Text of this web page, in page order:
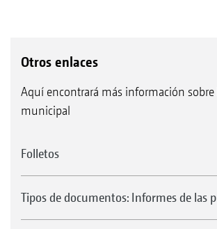
Otros enlaces
Aquí encontrará más información
municipal
Folletos
Tipos de documentos: Informes de las